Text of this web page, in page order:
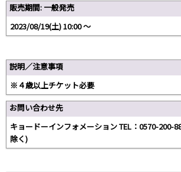
販売期間: 一般発売
2023/08/19(土) 10:00 〜
説明／注意事項
※４歳以上チケット必要
お問い合わせ先
キョードーインフォメーション TEL：0570-200-
除く)